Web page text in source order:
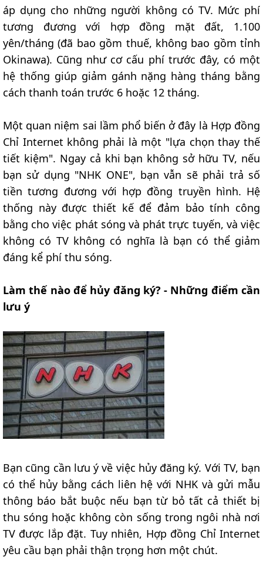
áp dụng cho những người không có TV. Mức phí
tương đương với hợp đồng mặt đất, 1.100
yên/tháng (đã bao gồm thuế, không bao gồm tỉnh
Okinawa). Cũng như cơ cấu phí trước đây, có một
hệ thống giúp giảm gánh nặng hàng tháng bằng
cách thanh toán trước 6 hoặc 12 tháng.
Một quan niệm sai lầm phổ biến ở đây là Hợp đồng
Chỉ Internet không phải là một "lựa chọn thay thế
tiết kiệm". Ngay cả khi bạn không sở hữu TV, nếu
bạn sử dụng "NHK ONE", bạn vẫn sẽ phải trả số
tiền tương đương với hợp đồng truyền hình. Hệ
thống này được thiết kế để đảm bảo tính công
bằng cho việc phát sóng và phát trực tuyến, và việc
không có TV không có nghĩa là bạn có thể giảm
đáng kể phí thu sóng.
Làm thế nào để hủy đăng ký? - Những điểm cần
lưu ý
Bạn cũng cần lưu ý về việc hủy đăng ký. Với TV, bạn
có thể hủy bằng cách liên hệ với NHK và gửi mẫu
thông báo bắt buộc nếu bạn từ bỏ tất cả thiết bị
thu sóng hoặc không còn sống trong ngôi nhà nơi
TV được lắp đặt. Tuy nhiên, Hợp đồng Chỉ Internet
yêu cầu bạn phải thận trọng hơn một chút.